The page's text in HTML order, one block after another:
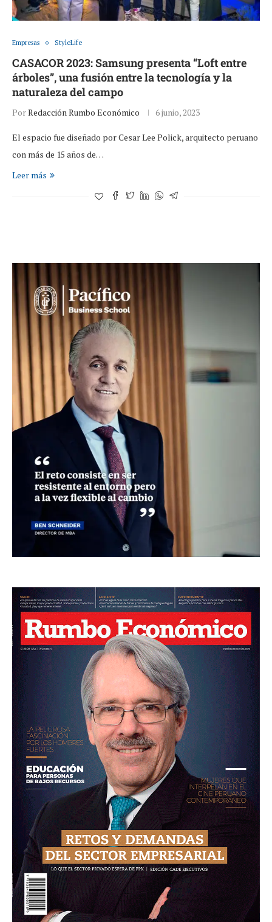
Empresas StyleLife
CASACOR 2023: Samsung presenta “Loft entre
árboles”, una fusión entre la tecnología y la
naturaleza del campo
PorRedacción Rumbo Económico 6 junio, 2023
El espacio fue diseñado por Cesar Lee Polick, arquitecto peruano
con más de 15 años de…
Leer más